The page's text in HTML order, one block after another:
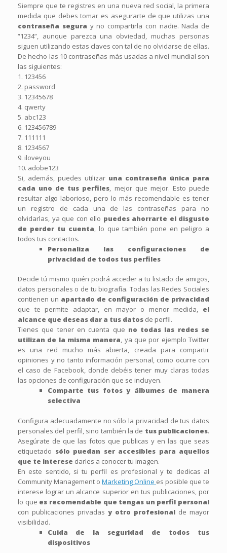
Siempre que te registres en una nueva red social, la primera
medida que debes tomar es asegurarte de que utilizas una
contraseña segura y no compartirla con nadie. Nada de
“1234”, aunque parezca una obviedad, muchas personas
siguen utilizando estas claves con tal de no olvidarse de ellas.
De hecho las 10 contraseñas más usadas a nivel mundial son
las siguientes:
1. 123456
2. password
3. 12345678
4. qwerty
5. abc123
6. 123456789
7. 111111
8. 1234567
9. iloveyou
10. adobe123
Si, además, puedes utilizar una contraseña única para
cada uno de tus perfiles, mejor que mejor. Esto puede
resultar algo laborioso, pero lo más recomendable es tener
un registro de cada una de las contraseñas para no
olvidarlas, ya que con ello puedes ahorrarte el disgusto
de perder tu cuenta, lo que también pone en peligro a
todos tus contactos.
Personaliza las configuraciones de
privacidad de todos tus perfiles
Decide tú mismo quién podrá acceder a tu listado de amigos,
datos personales o de tu biografía. Todas las Redes Sociales
contienen un apartado de configuración de privacidad
que te permite adaptar, en mayor o menor medida, el
alcance que deseas dar a tus datos de perfil.
Tienes que tener en cuenta que no todas las redes se
utilizan de la misma manera, ya que por ejemplo Twitter
es una red mucho más abierta, creada para compartir
opiniones y no tanto información personal, como ocurre con
el caso de Facebook, donde debéis tener muy claras todas
las opciones de configuración que se incluyen.
Comparte tus fotos y álbumes de manera
selectiva
Configura adecuadamente no sólo la privacidad de tus datos
personales del perfil, sino también la de tus publicaciones.
Asegúrate de que las fotos que publicas y en las que seas
etiquetado sólo puedan ser accesibles para aquellos
que te interese darles a conocer tu imagen.
En este sentido, si tu perfil es profesional y te dedicas al
Community Management o Marketing Online es posible que te
interese lograr un alcance superior en tus publicaciones, por
lo que es recomendable que tengas un perfil personal
con publicaciones privadas y otro profesional de mayor
visibilidad.
Cuida de la seguridad de todos tus
dispositivos